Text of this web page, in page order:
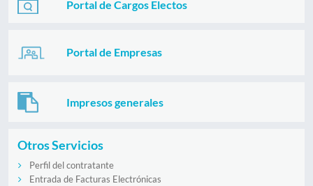
Portal de Cargos Electos
Portal de Empresas
Impresos generales
Otros Servicios
Perfil del contratante
Entrada de Facturas Electrónicas